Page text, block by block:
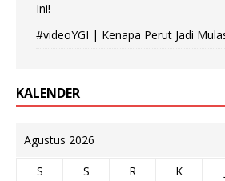
Ini!
#videoYGI | Kenapa Perut Jadi
KALENDER
Agustus 2026
S S R K